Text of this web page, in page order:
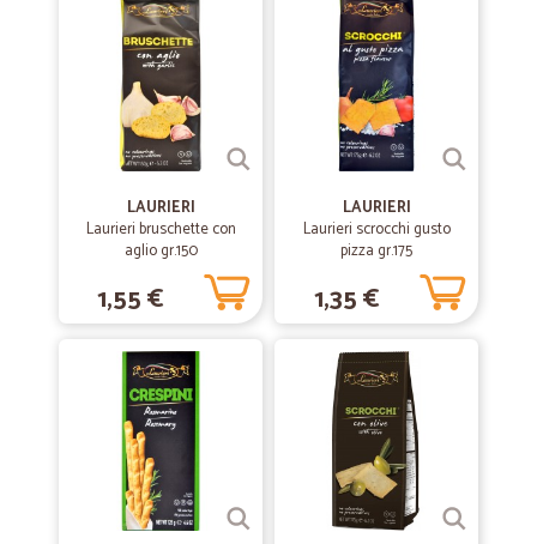
— Schiaslo-spil srl S.
Consegna a 5 stelle!
Le spedizioni ed i prodotti Cicalia sono impeccabili, sia nel loro stato
sia nella precisione di arrivo. Prezzi convenienti. Perchè non
utilizzarlo?Grazie e buon lavoro,
—Davide P.
Ordinato la mattina
Ordinato la mattina, arrivato il pomeriggio! Unica nota è che dal
—
Consegna veloce e chiusa molto bene…
Consegna veloce e chiusa molto bene (c'era parecchio vetro)
LAURIERI
Laurieri bruschette con
aglio gr.150
1,55 €
LAURIERI
Laurieri scrocchi gusto
pizza gr.175
1,35 €